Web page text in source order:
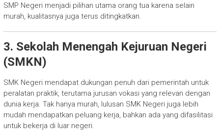
SMP Negeri menjadi pilihan utama orang tua karena selain
murah, kualitasnya juga terus ditingkatkan.
3. Sekolah Menengah Kejuruan Negeri
(SMKN)
SMK Negeri mendapat dukungan penuh dari pemerintah untuk
peralatan praktik, terutama jurusan vokasi yang relevan dengan
dunia kerja. Tak hanya murah, lulusan SMK Negeri juga lebih
mudah mendapatkan peluang kerja, bahkan ada yang difasilitasi
untuk bekerja di luar negeri.